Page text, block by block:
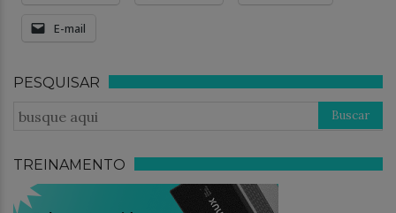
E-mail
PESQUISAR
TREINAMENTO